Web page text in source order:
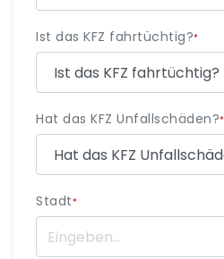
Ist das KFZ fahrtüchtig?*
Hat das KFZ Unfallschäden?*
Stadt*